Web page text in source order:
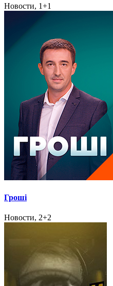
Новости, 1+1
Гроші
Новости, 2+2